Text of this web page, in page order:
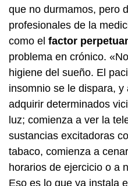
que no durmamos, pero
profesionales de la
como el factor
problema en crónico.
higiene del sueño. El
insomnio se le dispara,
adquirir determinados
luz; comienza a ver la
sustancias excitadoras
tabaco, comienza a
horarios de ejercicio o a
Eso es lo que ya instala